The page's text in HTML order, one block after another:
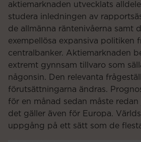
aktiemarknaden utvecklats
studera inledningen av
de allmänna räntenivåerna samt
exempellösa expansiva politiken
centralbanker. Aktiemarknaden
extremt gynnsam tillvaro som
någonsin. Den relevanta
förutsättningarna ändras.
för en månad sedan måste
det gäller även för Europa.
uppgång på ett sätt som de